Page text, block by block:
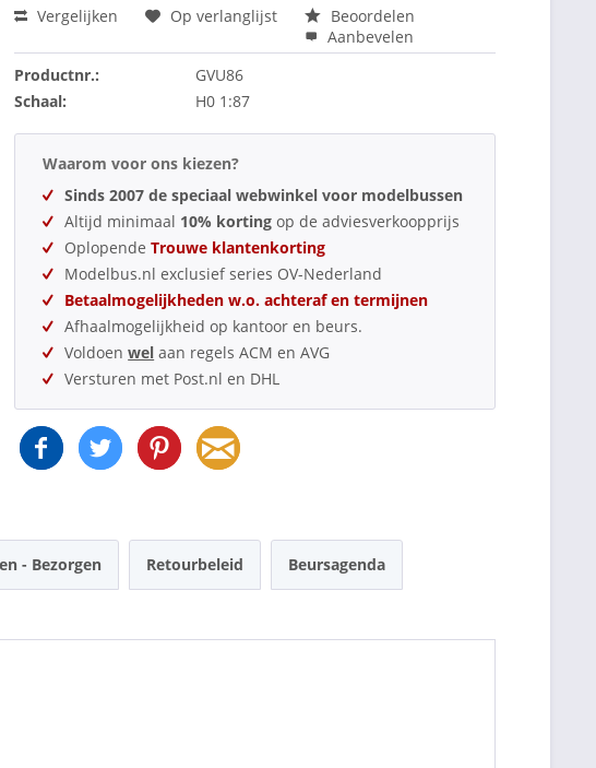
Vergelijken Op verlanglijst
Beoordelen
Aanbevelen
Productnr.:
GVU86
Schaal:
H0 1:87
Waarom voor ons kiezen?
Sinds 2007 de speciaal webwinkel voor modelbussen
Altijd minimaal 10% kortingop de adviesverkoopprijs
OplopendeTrouwe klantenkorting
Modelbus.nl exclusief series OV-Nederland
Betaalmogelijkheden w.o. achteraf en termijnen
Afhaalmogelijkheid op kantoor en beurs.
Voldoenwel aan regels ACM en AVG
Versturen met Post.nl en DHL
- Bezorgen Retourbeleid Beursagenda